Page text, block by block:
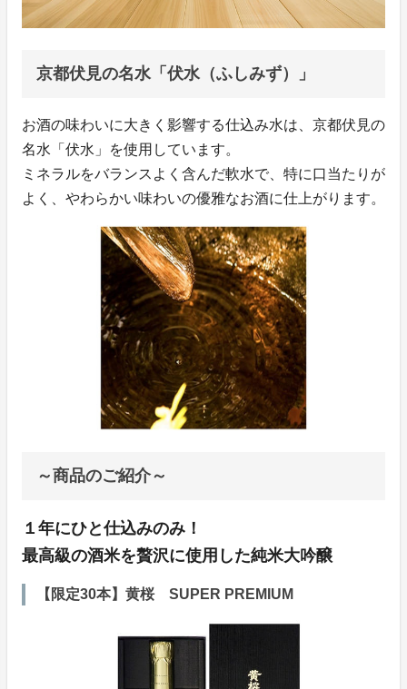
京都伏見の名水「伏水（ふしみず）」
お酒の味わいに大きく影響する仕込み水は、京都伏見の
名水「伏水」を使用しています。
ミネラルをバランスよく含んだ軟水で、特に口当たりが
よく、やわらかい味わいの優雅なお酒に仕上がります。
～商品のご紹介～
１年にひと仕込みのみ！
最高級の酒米を贅沢に使用した純米大吟醸
【限定30本】黄桜 SUPER PREMIUM